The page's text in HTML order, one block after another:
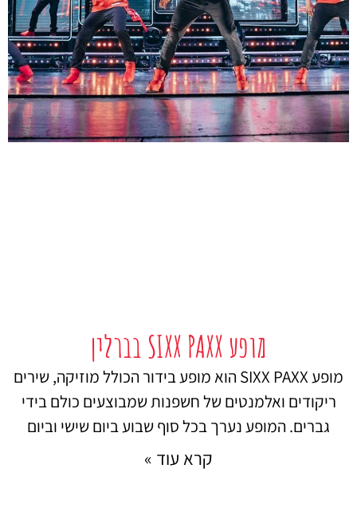
מופע SIXX PAXX בברלין
מופע SIXX PAXX הוא מופע בידור הכולל מוזיקה, שירים
ריקודים ואלמנטים של חשפנות שמבוצעים כולם בידי
גברים. המופע נערך בכל סוף שבוע ביום שישי וביום
קרא עוד »